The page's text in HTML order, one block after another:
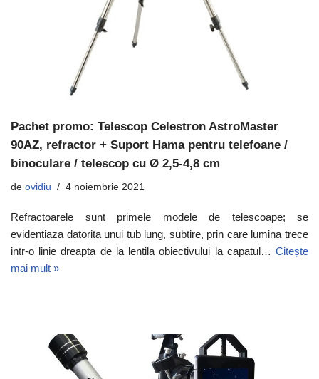
Pachet promo: Telescop Celestron AstroMaster
90AZ, refractor + Suport Hama pentru telefoane /
binoculare / telescop cu Ø 2,5-4,8 cm
de ovidiu 4 noiembrie 2021
Refractoarele sunt primele modele de telescoape; se
evidentiaza datorita unui tub lung, subtire, prin care lumina trece
intr-o linie dreapta de la lentila obiectivului la capatul… Citește
mai mult »